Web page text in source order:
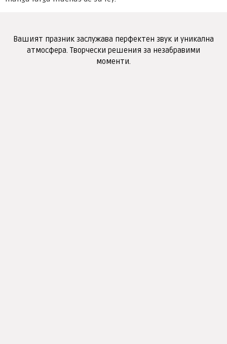
Вашият празник заслужава перфектен звук и уникална
атмосфера. Творчески решения за незабравими
моменти.